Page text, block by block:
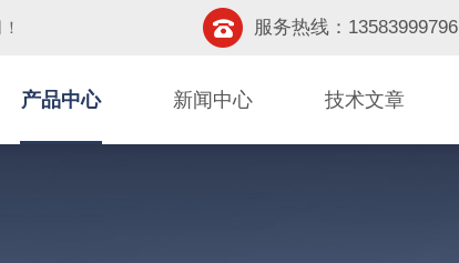
！ 服务热线：13583999796
产品中心 新闻中心 技术文章